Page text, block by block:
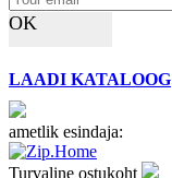
OK
LAADI KATALOOG
ametlik esindaja:
Turvaline ostukoht